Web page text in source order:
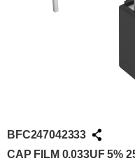
BFC247042333
CAP FILM 0.033UF 5%